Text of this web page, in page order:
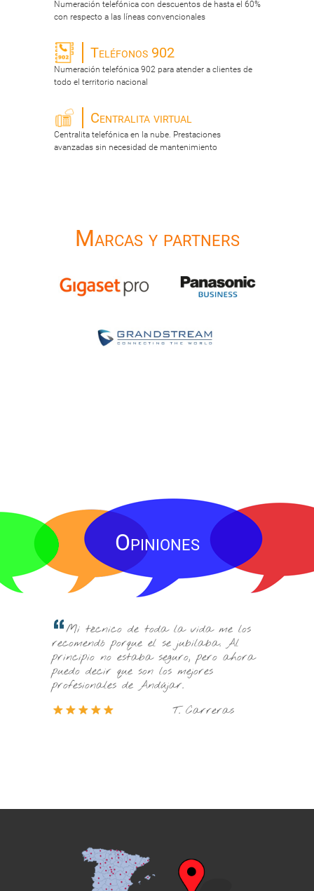
Numeración telefónica con descuentos de hasta el 60%
con respecto a las líneas convencionales
Teléfonos 902
Numeración telefónica 902 para atender a clientes de
todo el territorio nacional
Centralita virtual
Centralita telefónica en la nube. Prestaciones
avanzadas sin necesidad de mantenimiento
Marcas y partners
Opiniones
de toda la vida me los
el se jubilaba. Al
seguro, pero ahora
son los mejores
de Andújar.
T. Carreras
Son los mejores de
el mundo los conoce y da
referencias de ellos. En mi
particular fue todo perfecto!!